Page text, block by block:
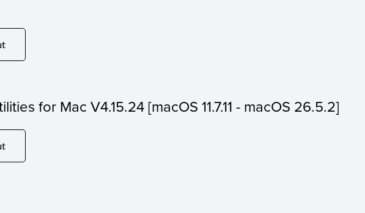
for Mac V4.15.24 [macOS 11.7.11 - macOS 26.5.2]